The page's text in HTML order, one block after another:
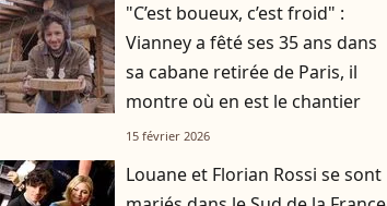
"C’est boueux, c’est froid" :
Vianney a fêté ses 35 ans dans
sa cabane retirée de Paris, il
montre où en est le chantier
15 février 2026
Louane et Florian Rossi se sont